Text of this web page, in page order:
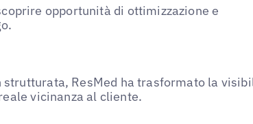
opportunità di ottimizzazione e
ResMed ha trasformato la
vicinanza al cliente.